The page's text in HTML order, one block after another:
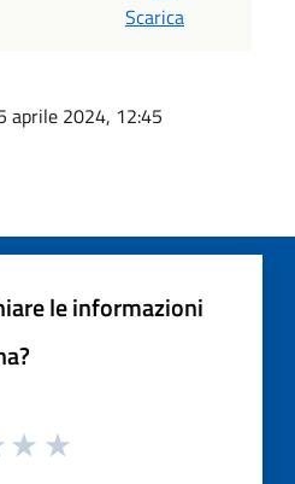
Scarica
aprile 2024, 12:45
le informazioni